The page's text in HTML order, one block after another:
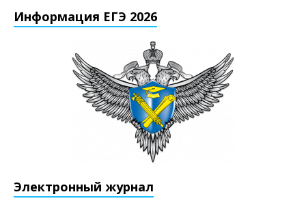
Информация ЕГЭ 2026
Электронный журнал